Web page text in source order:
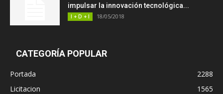
impulsar la innovación tecnológica...
I + D + I 18/05/2018
CATEGORÍA POPULAR
Portada
2288
Licitacion
1565